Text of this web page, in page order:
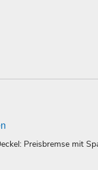
Preisbremse mit